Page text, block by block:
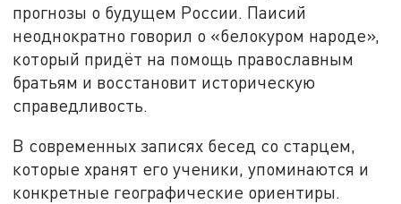
прогнозы о будущем России. Паисий
неоднократно говорил о «белокуром народе»,
который придёт на помощь православным
братьям и восстановит историческую
справедливость.
В современных записях бесед со старцем,
которые хранят его ученики, упоминаются и
конкретные географические ориентиры.